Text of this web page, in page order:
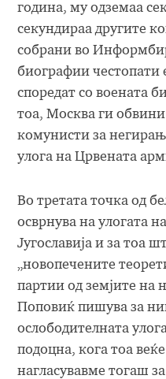
година, му одземаа
секундираа другите
собрани во
биографии честопати
споредат со воената
тоа, Москва ги обвини
комунисти за
улога на Црвената
Во третата точка од
осврнува на улогата
Југославија и за тоа
„новопечените
партии од земјите на
Поповиќ пишува за
ослободителната
подоцна, кога тоа
нагласувавме тогаш